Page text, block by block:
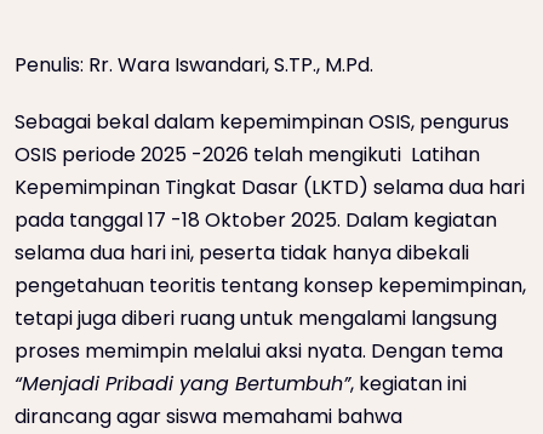
Penulis: Rr. Wara Iswandari, S.TP., M.Pd.
Sebagai bekal dalam kepemimpinan OSIS, pengurus
OSIS periode 2025 -2026 telah mengikuti Latihan
Kepemimpinan Tingkat Dasar (LKTD) selama dua hari
pada tanggal 17 -18 Oktober 2025. Dalam kegiatan
selama dua hari ini, peserta tidak hanya dibekali
pengetahuan teoritis tentang konsep kepemimpinan,
tetapi juga diberi ruang untuk mengalami langsung
proses memimpin melalui aksi nyata. Dengan tema
“Menjadi Pribadi yang Bertumbuh”, kegiatan ini
dirancang agar siswa memahami bahwa